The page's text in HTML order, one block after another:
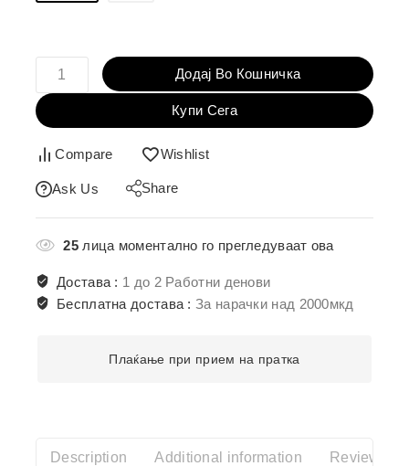
Додај Во Кошничка
Купи Сега
Compare Wishlist
Ask Us Share
25лица моментално го прегледуваат ова
Достава : 1 до 2 Работни денови
Бесплатна достава :За нарачки над 2000мкд
Плаќање при прием на пратка
Description Additional information Reviews(0)